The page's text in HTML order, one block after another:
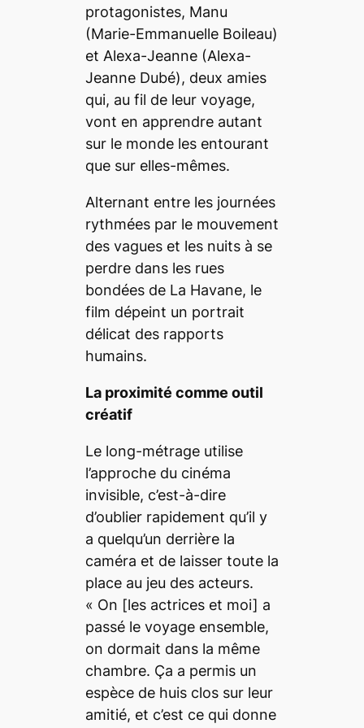
protagonistes, Manu
(Marie-Emmanuelle Boileau)
et Alexa-Jeanne (Alexa-
Jeanne Dubé), deux amies
qui, au fil de leur voyage,
vont en apprendre autant
sur le monde les entourant
que sur elles-mêmes.
Alternant entre les journées
rythmées par le mouvement
des vagues et les nuits à se
perdre dans les rues
bondées de La Havane, le
film dépeint un portrait
délicat des rapports
humains.
La proximité comme outil
créatif
Le long-métrage utilise
l’approche du cinéma
invisible, c’est-à-dire
d’oublier rapidement qu’il y
a quelqu’un derrière la
caméra et de laisser toute la
place au jeu des acteurs.
« On [les actrices et moi] a
passé le voyage ensemble,
on dormait dans la même
chambre. Ça a permis un
espèce de huis clos sur leur
amitié, et c’est ce qui donne